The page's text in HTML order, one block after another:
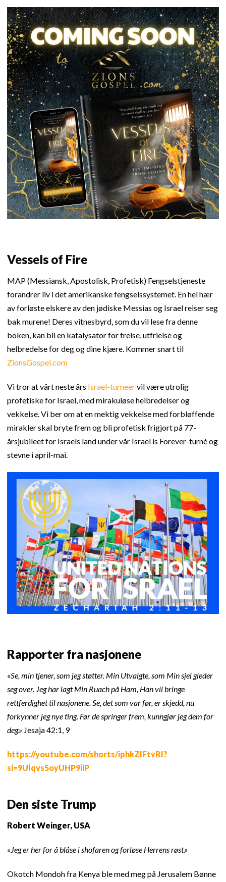
Vessels of Fire
MAP (Messiansk, Apostolisk, Profetisk) Fengselstjeneste
forandrer liv i det amerikanske fengselssystemet. En hel hær
av forløste elskere av den jødiske Messias og Israel reiser seg
bak murene! Deres vitnesbyrd, som du vil lese fra denne
boken, kan bli en katalysator for frelse, utfrielse og
helbredelse for deg og dine kjære. Kommer snart til
ZionsGospel.com
Vi tror at vårt neste års Israel-turneervil være utrolig
profetiske for Israel, med mirakuløse helbredelser og
vekkelse. Vi ber om at en mektig vekkelse med forbløffende
mirakler skal bryte frem og bli profetisk frigjort på 77-
årsjubileet for Israels land under vår Israel is Forever-turné og
stevne i april-mai.
Rapporter fra nasjonene
«Se, min tjener, som jeg støtter. Min Utvalgte, som Min sjel gleder
seg over. Jeg har lagt Min Ruach på Ham, Han vil bringe
rettferdighet til nasjonene. Se, det som var før, er skjedd, nu
forkynner jeg nye ting. Før de springer frem, kunngjør jeg dem for
deg.» Jesaja 42:1, 9
https://youtube.com/shorts/iphkZIFtvRI?
si=9Ulqvs5oyUHP9iiP
Den siste Trump
Robert Weinger, USA
«Jeg er her for å blåse i shofaren og forløse Herrens røst.»
Okotch Mondoh fra Kenya ble med meg på Jerusalem Bønne